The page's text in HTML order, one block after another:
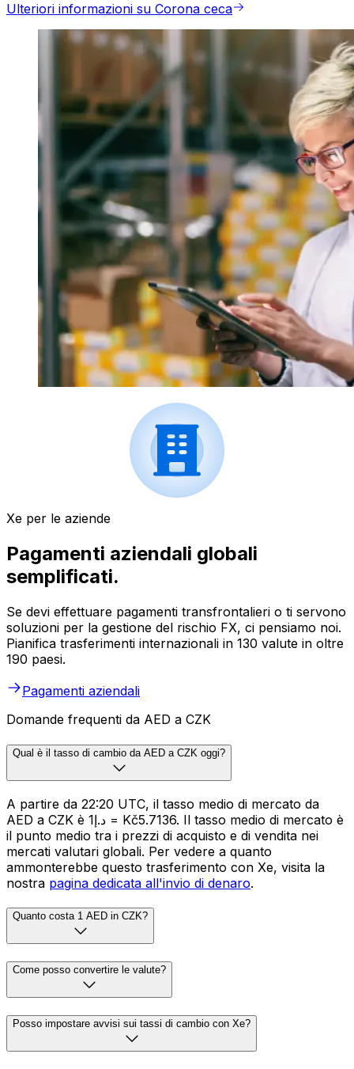
Ulteriori informazioni su Corona ceca
Xe per le aziende
Pagamenti aziendali globali
semplificati.
Se devi effettuare pagamenti transfrontalieri o ti servono
soluzioni per la gestione del rischio FX, ci pensiamo noi.
Pianifica trasferimenti internazionali in 130 valute in oltre
190 paesi.
Pagamenti aziendali
Domande frequenti da AED a CZK
Qual è il tasso di cambio da AED a CZK oggi?
A partire da 22:20 UTC, il tasso medio di mercato da
AED a CZK è د.إ1 = Kč5.7136. Il tasso medio di mercato è
il punto medio tra i prezzi di acquisto e di vendita nei
mercati valutari globali. Per vedere a quanto
ammonterebbe questo trasferimento con Xe, visita la
nostra pagina dedicata all'invio di denaro.
Quanto costa 1 AED in CZK?
Come posso convertire le valute?
Posso impostare avvisi sui tassi di cambio con Xe?